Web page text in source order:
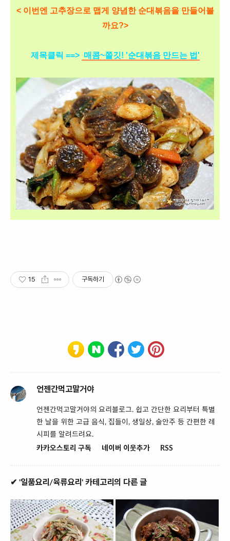
< 이번엔 고추장으로 맵게 양념한 순대볶음을 만들어볼
까요?>
제목클릭 ==> 매콤~쫄깃! '순대볶음 만드는 법'
15 구독하기
언젠간먹고말거야
언젠간먹고말거야의 요리블로그. 쉽고 간단한 요리부터 특별
한 날을 위한 고급 음식, 집들이, 생일상, 술안주 등 간편한 레
시피를 알려드려요.
카카오스토리 구독
네이버 이웃추가 RSS
✔ '일품요리/육류요리' 카테고리의 다른 글